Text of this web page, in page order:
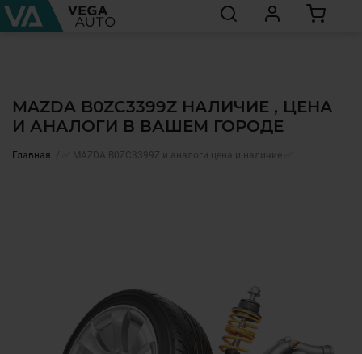
MAZDA B0ZC3399Z НАЛИЧИЕ , ЦЕНА
И АНАЛОГИ В ВАШЕМ ГОРОДЕ
Главная ✅ MAZDA B0ZC3399Z и аналоги цена и наличие ✅